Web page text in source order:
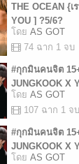
THE OCEAN {เ
YOU ] ?5/6?
โดย AS GOT
74 ฉาก 1 จบ
#กุกมินคนจิต
JUNGKOOK X
โดย AS GOT
107 ฉาก 1 จบ
#กุกมินคนจิต
JUNGKOOK X
โดย AS GOT